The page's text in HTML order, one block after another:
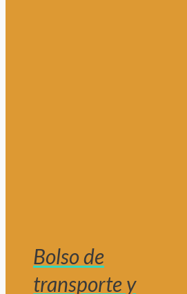
Bolso de
transporte y